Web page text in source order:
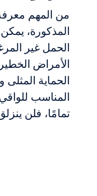
من المهم
المذكورة،
الحمل غير
الأمراض
الحماية المثلى
المناسب
تمامًا، فلن